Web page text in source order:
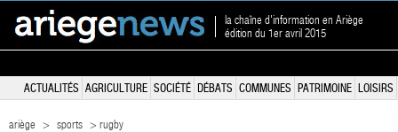
la chaîne d'information en Ariège
édition du 1er avril 2015
ACTUALITÉS AGRICULTURE SOCIÉTÉ DÉBATS COMMUNES PATRIMOINE LOISIRS
ariège > sports > rugby